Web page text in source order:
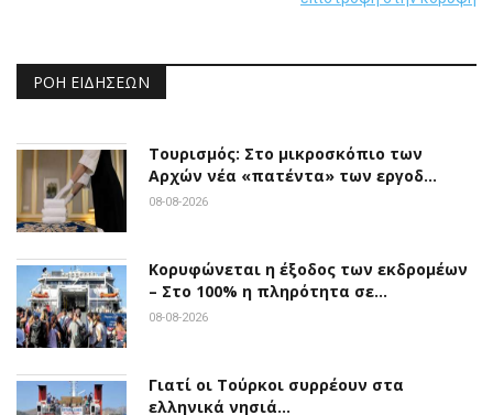
ΡΟΉ ΕΙΔΉΣΕΩΝ
Τουρισμός: Στο μικροσκόπιο των
Αρχών νέα «πατέντα» των εργοδ…
08-08-2026
Κορυφώνεται η έξοδος των εκδρομέων
– Στο 100% η πληρότητα σε…
08-08-2026
Γιατί οι Τούρκοι συρρέουν στα
ελληνικά νησιά…